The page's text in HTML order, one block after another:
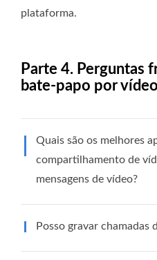
plataforma.
Parte 4. Perguntas
bate-papo por vídeo
Quais são os melhores
compartilhamento de
mensagens de vídeo?
Posso gravar chamadas